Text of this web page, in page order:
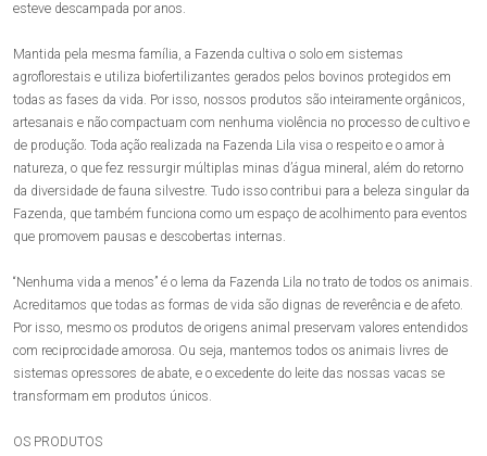
esteve descampada por anos.
Mantida pela mesma família, a Fazenda cultiva o solo em sistemas
agroflorestais e utiliza biofertilizantes gerados pelos bovinos protegidos em
todas as fases da vida. Por isso, nossos produtos são inteiramente orgânicos,
artesanais e não compactuam com nenhuma violência no processo de cultivo e
de produção. Toda ação realizada na Fazenda Lila visa o respeito e o amor à
natureza, o que fez ressurgir múltiplas minas d’água mineral, além do retorno
da diversidade de fauna silvestre. Tudo isso contribui para a beleza singular da
Fazenda, que também funciona como um espaço de acolhimento para eventos
que promovem pausas e descobertas internas.
“Nenhuma vida a menos” é o lema da Fazenda Lila no trato de todos os animais.
Acreditamos que todas as formas de vida são dignas de reverência e de afeto.
Por isso, mesmo os produtos de origens animal preservam valores entendidos
com reciprocidade amorosa. Ou seja, mantemos todos os animais livres de
sistemas opressores de abate, e o excedente do leite das nossas vacas se
transformam em produtos únicos.
OS PRODUTOS